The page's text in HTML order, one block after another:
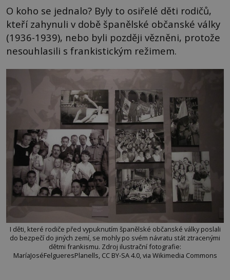
O koho se jednalo? Byly to osiřelé děti rodičů,
kteří zahynuli v době španělské občanské války
(1936-1939), nebo byli později vězněni, protože
nesouhlasili s frankistickým režimem.
I děti, které rodiče před vypuknutím španělské občanské války poslali
do bezpečí do jiných zemí, se mohly po svém návratu stát ztracenými
dětmi frankismu. Zdroj ilustrační fotografie:
MaríaJoséFelgueresPlanells, CC BY-SA 4.0, via Wikimedia Commons